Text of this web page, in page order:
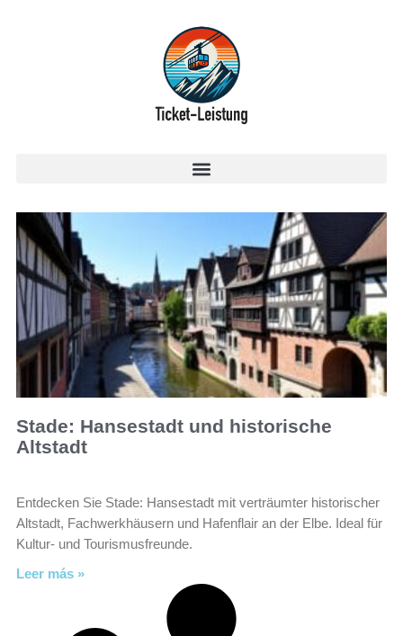
Stade: Hansestadt und historische
Altstadt
Entdecken Sie Stade: Hansestadt mit verträumter historischer
Altstadt, Fachwerkhäusern und Hafenflair an der Elbe. Ideal für
Kultur- und Tourismusfreunde.
Leer más »